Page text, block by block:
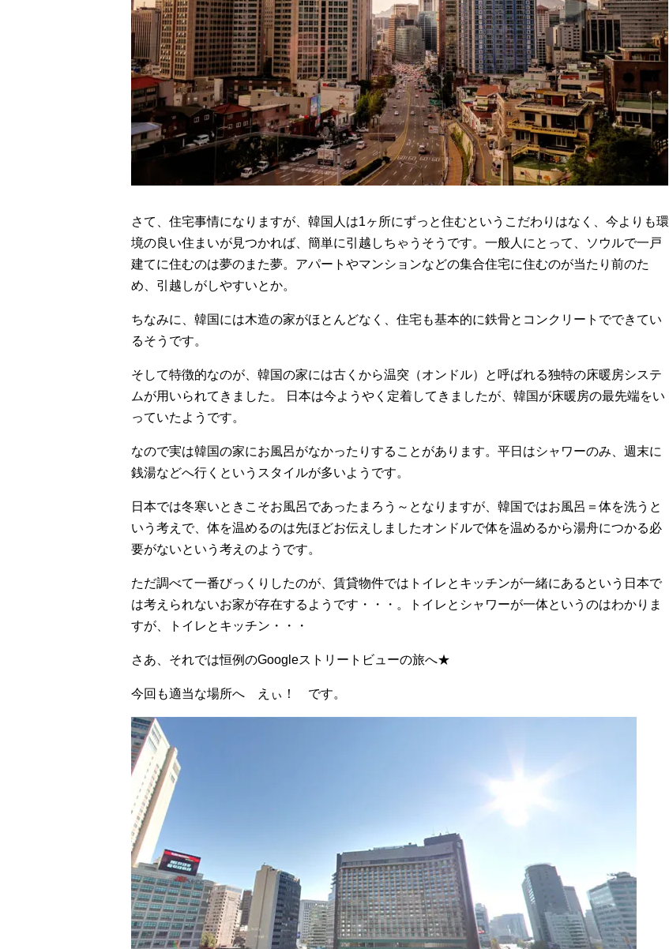
さて、住宅事情になりますが、韓国人は1ヶ所にずっと住むというこだわりはなく、今よりも環
境の良い住まいが見つかれば、簡単に引越しちゃうそうです。一般人にとって、ソウルで一戸
建てに住むのは夢のまた夢。アパートやマンションなどの集合住宅に住むのが当たり前のた
め、引越しがしやすいとか。
ちなみに、韓国には木造の家がほとんどなく、住宅も基本的に鉄骨とコンクリートでできてい
るそうです。
そして特徴的なのが、韓国の家には古くから温突（オンドル）と呼ばれる独特の床暖房システ
ムが用いられてきました。 日本は今ようやく定着してきましたが、韓国が床暖房の最先端をい
っていたようです。
なので実は韓国の家にお風呂がなかったりすることがあります。平日はシャワーのみ、週末に
銭湯などへ行くというスタイルが多いようです。
日本では冬寒いときこそお風呂であったまろう～となりますが、韓国ではお風呂＝体を洗うと
いう考えで、体を温めるのは先ほどお伝えしましたオンドルで体を温めるから湯舟につかる必
要がないという考えのようです。
ただ調べて一番びっくりしたのが、賃貸物件ではトイレとキッチンが一緒にあるという日本で
は考えられないお家が存在するようです・・・。トイレとシャワーが一体というのはわかりま
すが、トイレとキッチン・・・
さあ、それでは恒例のGoogleストリートビューの旅へ★
今回も適当な場所へ えぃ！ です。